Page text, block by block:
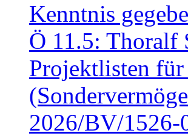
Kenntnis
Ö 11.5: Thoralf
Projektlisten für
2026/BV/1526-